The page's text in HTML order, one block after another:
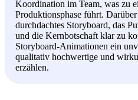
Koordination im Team, was zu
Produktionsphase führt.
durchdachtes Storyboard, das
und die Kernbotschaft klar zu
Storyboard-Animationen ein
qualitativ hochwertige und
erzählen.